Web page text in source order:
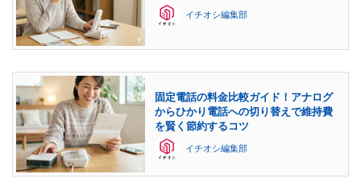
イチオシ編集部
固定電話の料金比較ガイド！アナログ
からひかり電話への切り替えで維持費
を賢く節約するコツ
イチオシ編集部